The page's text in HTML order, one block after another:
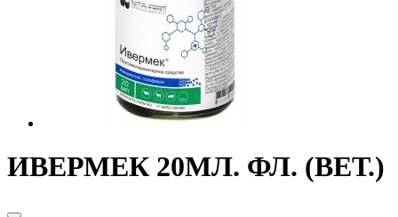
ИВЕРМЕК 20МЛ. ФЛ. (ВЕТ.)